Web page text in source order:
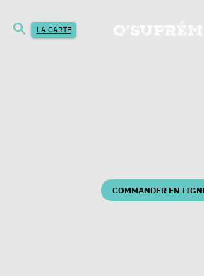
LA CARTE
COMMANDER EN